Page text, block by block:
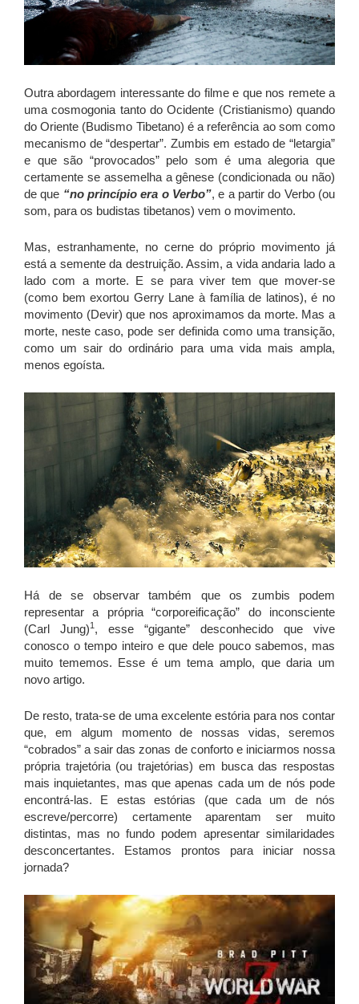
Outra abordagem interessante do filme e que nos remete a
uma cosmogonia tanto do Ocidente (Cristianismo) quando
do Oriente (Budismo Tibetano) é a referência ao som como
mecanismo de “despertar”. Zumbis em estado de “letargia”
e que são “provocados” pelo som é uma alegoria que
certamente se assemelha a gênese (condicionada ou não)
de que “no princípio era o Verbo”, e a partir do Verbo (ou
som, para os budistas tibetanos) vem o movimento.
Mas, estranhamente, no cerne do próprio movimento já
está a semente da destruição. Assim, a vida andaria lado a
lado com a morte. E se para viver tem que mover-se
(como bem exortou Gerry Lane à família de latinos), é no
movimento (Devir) que nos aproximamos da morte. Mas a
morte, neste caso, pode ser definida como uma transição,
como um sair do ordinário para uma vida mais ampla,
menos egoísta.
Há de se observar também que os zumbis podem
representar a própria “corporeificação” do inconsciente
(Carl Jung)1 , esse “gigante” desconhecido que vive
conosco o tempo inteiro e que dele pouco sabemos, mas
muito tememos. Esse é um tema amplo, que daria um
novo artigo.
De resto, trata-se de uma excelente estória para nos contar
que, em algum momento de nossas vidas, seremos
“cobrados” a sair das zonas de conforto e iniciarmos nossa
própria trajetória (ou trajetórias) em busca das respostas
mais inquietantes, mas que apenas cada um de nós pode
encontrá-las. E estas estórias (que cada um de nós
escreve/percorre) certamente aparentam ser muito
distintas, mas no fundo podem apresentar similaridades
desconcertantes. Estamos prontos para iniciar nossa
jornada?